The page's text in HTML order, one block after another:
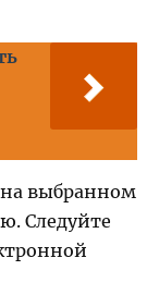
на выбранном
Следуйте